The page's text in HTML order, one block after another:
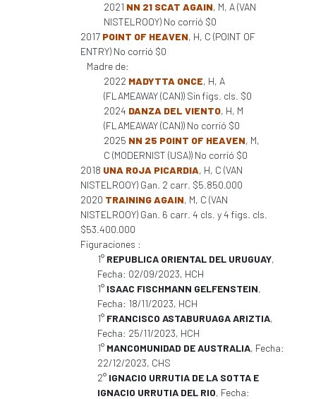
2021 NN 21 SCAT AGAIN, M, A (VAN
NISTELROOY) No corrió $0
2017 POINT OF HEAVEN, H, C (POINT OF
ENTRY) No corrió $0
Madre de:
2022 MADYTTA ONCE, H, A
(FLAMEAWAY (CAN)) Sin figs. cls. $0
2024 DANZA DEL VIENTO, H, M
(FLAMEAWAY (CAN)) No corrió $0
2025 NN 25 POINT OF HEAVEN, M,
C (MODERNIST (USA)) No corrió $0
2018 UNA ROJA PICARDIA, H, C (VAN
NISTELROOY) Gan. 2 carr. $5.850.000
2020 TRAINING AGAIN, M, C (VAN
NISTELROOY) Gan. 6 carr. 4 cls. y 4 figs. cls.
$53.400.000
Figuraciones :
1° REPUBLICA ORIENTAL DEL URUGUAY,
Fecha: 02/09/2023, HCH
1° ISAAC FISCHMANN GELFENSTEIN,
Fecha: 18/11/2023, HCH
1° FRANCISCO ASTABURUAGA ARIZTIA,
Fecha: 25/11/2023, HCH
1° MANCOMUNIDAD DE AUSTRALIA, Fecha:
22/12/2023, CHS
2° IGNACIO URRUTIA DE LA SOTTA E
IGNACIO URRUTIA DEL RIO, Fecha: